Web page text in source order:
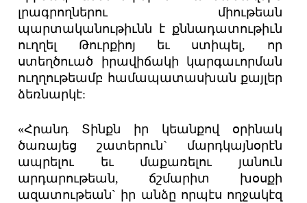
լրագրողներու միութեան
պարտականութիւնն է քննադատութիւն
ուղղել Թուրքիոյ եւ ստիպել, որ
ստեղծուած իրավիճակի կարգաւորման
ուղղութեամբ համապատասխան քայլեր
ձեռնարկէ:
«Հրանդ Տինքն իր կեանքով օրինակ
ծառայեց շատերուն` մարդկայնօրէն
ապրելու եւ մաքառելու յանուն
արդարութեան, ճշմարիտ խօսքի
ազատութեան` իր անձը որպէս ողջակէզ